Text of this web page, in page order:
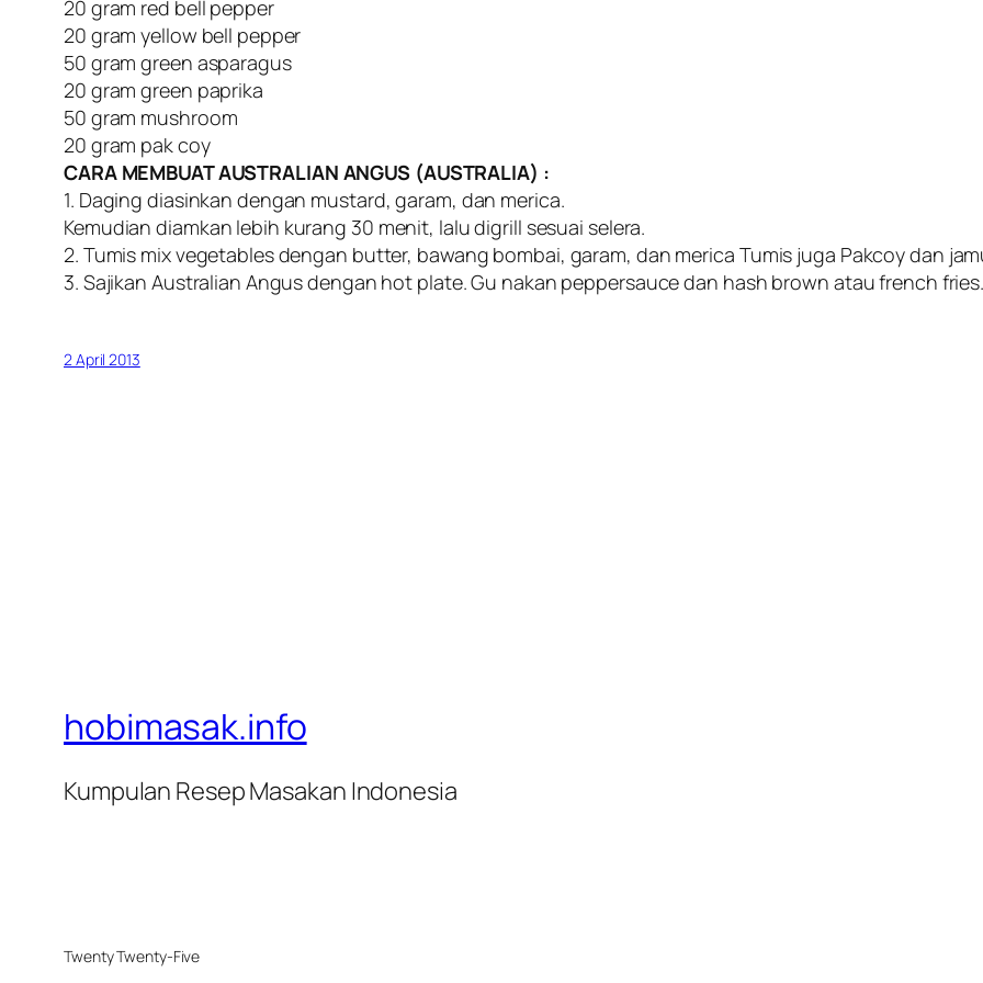
20 gram red bell pepper
20 gram yellow bell pepper
50 gram green asparagus
20 gram green paprika
50 gram mushroom
20 gram pak coy
CARA MEMBUAT AUSTRALIAN ANGUS (AUSTRALIA) :
1. Daging diasinkan dengan mustard, garam, dan merica.
Kemudian diamkan lebih kurang 30 menit, lalu digrill sesuai selera.
2. Tumis mix vegetables dengan butter, bawang bombai, garam, dan merica Tumis juga Pakcoy dan
3. Sajikan Australian Angus dengan hot plate. Gu nakan peppersauce dan hash brown atau french fries.
2 April 2013
hobimasak.info
Kumpulan Resep Masakan Indonesia
Twenty Twenty-Five